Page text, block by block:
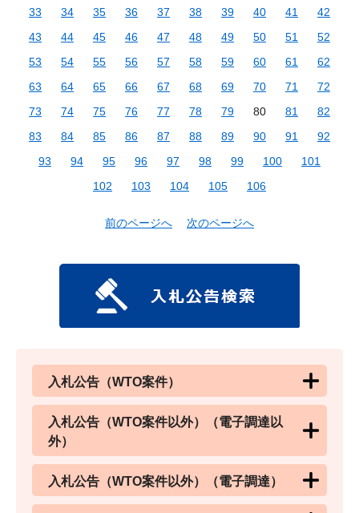
33
34 35 36 37 38 39 40 41
42
43
44 45 46 47 48 49 50 51
52
53
54 55 56 57 58 59 60 61
62
63
64 65 66 67 68 69 70 71
72
73
74 75 76 77 78 79 80 81
82
83
84 85 86 87 88 89 90 91
92
93
94 95 96 97 98 99 100
101
102
103 104 105 106
前のページへ 次のページへ
入札公告（WTO案件）
入札公告（WTO案件以外）（電子調達以
外）
入札公告（WTO案件以外）（電子調達）